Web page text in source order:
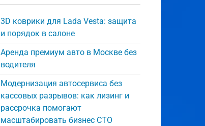
3D коврики для Lada Vesta: защита
и порядок в салоне
Аренда премиум авто в Москве без
водителя
Модернизация автосервиса без
кассовых разрывов: как лизинг и
рассрочка помогают
масштабировать бизнес СТО